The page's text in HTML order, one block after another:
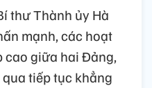
thư Thành ủy Hà
mạnh, các hoạt
cao giữa hai Đảng,
tiếp tục khẳng